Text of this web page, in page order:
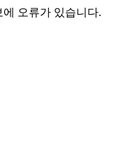
에 오류가 있습니다.